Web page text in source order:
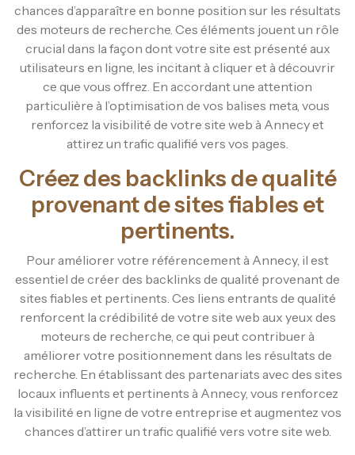
chances d’apparaître en bonne position sur les résultats
des moteurs de recherche. Ces éléments jouent un rôle
crucial dans la façon dont votre site est présenté aux
utilisateurs en ligne, les incitant à cliquer et à découvrir
ce que vous offrez. En accordant une attention
particulière à l’optimisation de vos balises meta, vous
renforcez la visibilité de votre site web à Annecy et
attirez un trafic qualifié vers vos pages.
Créez des backlinks de qualité
provenant de sites fiables et
pertinents.
Pour améliorer votre référencement à Annecy, il est
essentiel de créer des backlinks de qualité provenant de
sites fiables et pertinents. Ces liens entrants de qualité
renforcent la crédibilité de votre site web aux yeux des
moteurs de recherche, ce qui peut contribuer à
améliorer votre positionnement dans les résultats de
recherche. En établissant des partenariats avec des sites
locaux influents et pertinents à Annecy, vous renforcez
la visibilité en ligne de votre entreprise et augmentez vos
chances d’attirer un trafic qualifié vers votre site web.